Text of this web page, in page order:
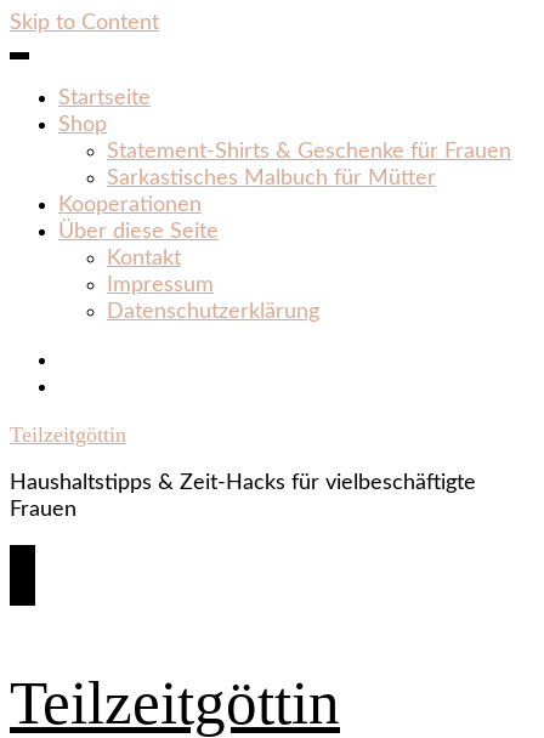
Skip to Content
Startseite
Shop
Statement‑Shirts & Geschenke für Frauen
Sarkastisches Malbuch für Mütter
Kooperationen
Über diese Seite
Kontakt
Impressum
Datenschutzerklärung
Teilzeitgöttin
Haushaltstipps & Zeit‑Hacks für vielbeschäftigte
Frauen
Teilzeitgöttin